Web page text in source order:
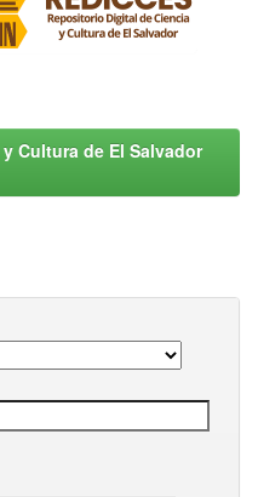
Cultura de El Salvador